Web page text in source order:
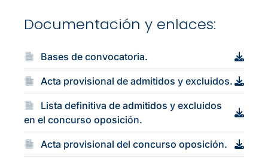
Documentación y enlaces:
Bases de convocatoria.
Acta provisional de admitidos y excluidos.
Lista definitiva de admitidos y excluidos
en el concurso oposición.
Acta provisional del concurso oposición.